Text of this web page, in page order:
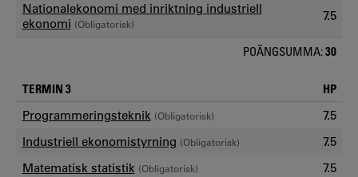
Nationalekonomi med inriktning industriell
ekonomi (Obligatorisk)
7.5
POÄNGSUMMA:30
TERMIN 3 HP
Programmeringsteknik (Obligatorisk)
7.5
Industriell ekonomistyrning (Obligatorisk)
7.5
Matematisk statistik (Obligatorisk)
7.5